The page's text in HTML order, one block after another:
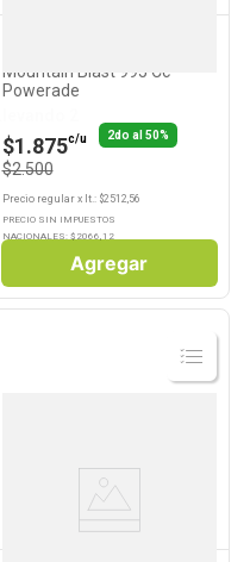
Mountain Blast 995 Cc
Powerade
$1.875c/u 2do al 50%
$2.500
Precio regularx lt.: $2512,56
PRECIO SIN IMPUESTOS
NACIONALES: $ 2066,12
Agregar
Ver
Producto